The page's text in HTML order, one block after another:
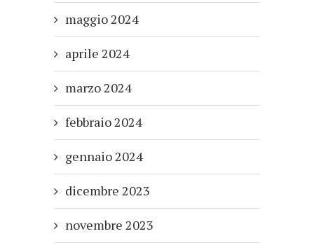
maggio 2024
aprile 2024
marzo 2024
febbraio 2024
gennaio 2024
dicembre 2023
novembre 2023